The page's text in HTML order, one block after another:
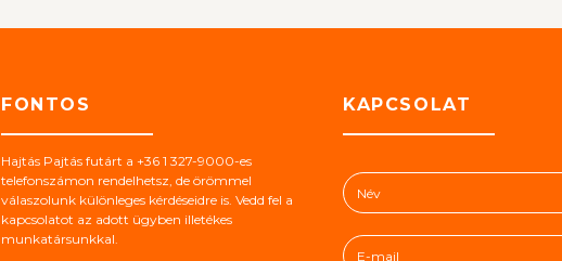
FONTOS
Hajtás Pajtás futárt a +36 1 327-9000-es
telefonszámon rendelhetsz, de örömmel
válaszolunk különleges kérdéseidre is. Vedd fel a
kapcsolatot az adott ügyben illetékes
munkatársunkkal.
KAPCSOLAT
N
é
*E